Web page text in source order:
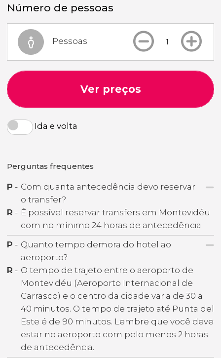
Número de pessoas
Pessoas
Ver preços
Ida e volta
Perguntas frequentes
P - Com quanta antecedência devo reservar
o transfer?
R - É possível reservar transfers em Montevidéu
com no mínimo 24 horas de antecedência
P - Quanto tempo demora do hotel ao
aeroporto?
R - O tempo de trajeto entre o aeroporto de
Montevidéu (Aeroporto Internacional de
Carrasco) e o centro da cidade varia de 30 a
40 minutos. O tempo de trajeto até Punta del
Este é de 90 minutos. Lembre que você deve
estar no aeroporto com pelo menos 2 horas
de antecedência.